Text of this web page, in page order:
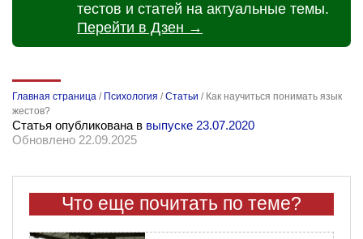
тестов и статей на актуальные темы.
Перейти в Дзен →
Главная страница / Психология /Статьи / Как научиться понимать язык
жестов?
Статья опубликована в выпуске 23.07.2020
Обновлено 22.09.2025
Что еще почитать по теме?